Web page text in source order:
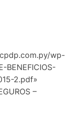
wp-
BENEFICIOS-
2.pdf»
–